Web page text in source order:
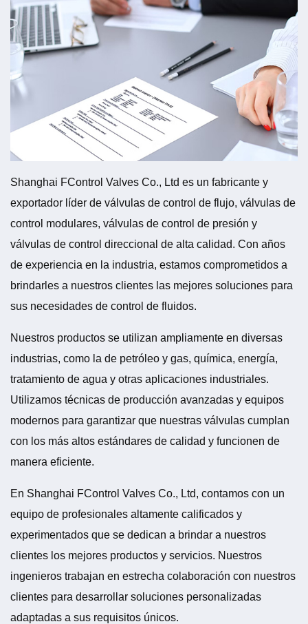
Shanghai FControl Valves Co., Ltd es un fabricante y
exportador líder de válvulas de control de flujo, válvulas de
control modulares, válvulas de control de presión y
válvulas de control direccional de alta calidad. Con años
de experiencia en la industria, estamos comprometidos a
brindarles a nuestros clientes las mejores soluciones para
sus necesidades de control de fluidos.
Nuestros productos se utilizan ampliamente en diversas
industrias, como la de petróleo y gas, química, energía,
tratamiento de agua y otras aplicaciones industriales.
Utilizamos técnicas de producción avanzadas y equipos
modernos para garantizar que nuestras válvulas cumplan
con los más altos estándares de calidad y funcionen de
manera eficiente.
En Shanghai FControl Valves Co., Ltd, contamos con un
equipo de profesionales altamente calificados y
experimentados que se dedican a brindar a nuestros
clientes los mejores productos y servicios. Nuestros
ingenieros trabajan en estrecha colaboración con nuestros
clientes para desarrollar soluciones personalizadas
adaptadas a sus requisitos únicos.